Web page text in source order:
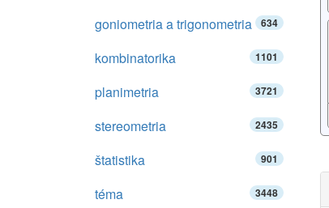
goniometria a trigonometria 634
kombinatorika 1101
planimetria 3721
stereometria 2435
štatistika 901
téma 3448